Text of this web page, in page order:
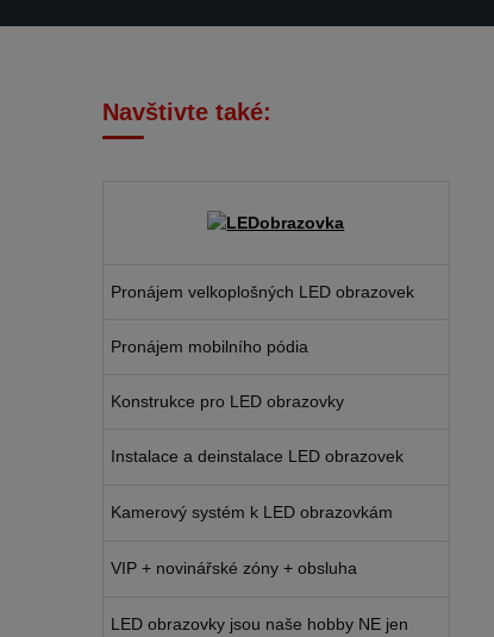
Navštivte také:
Pronájem velkoplošných LED obrazovek
Pronájem mobilního pódia
Konstrukce pro LED obrazovky
Instalace a deinstalace LED obrazovek
Kamerový systém k LED obrazovkám
VIP + novinářské zóny + obsluha
LED obrazovky jsou naše hobby NE jen